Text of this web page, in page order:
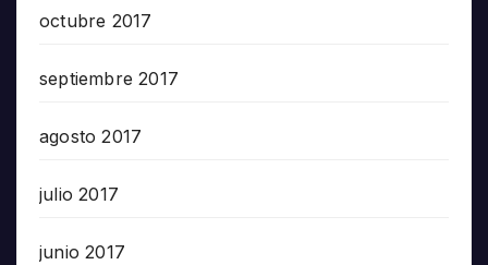
octubre 2017
septiembre 2017
agosto 2017
julio 2017
junio 2017